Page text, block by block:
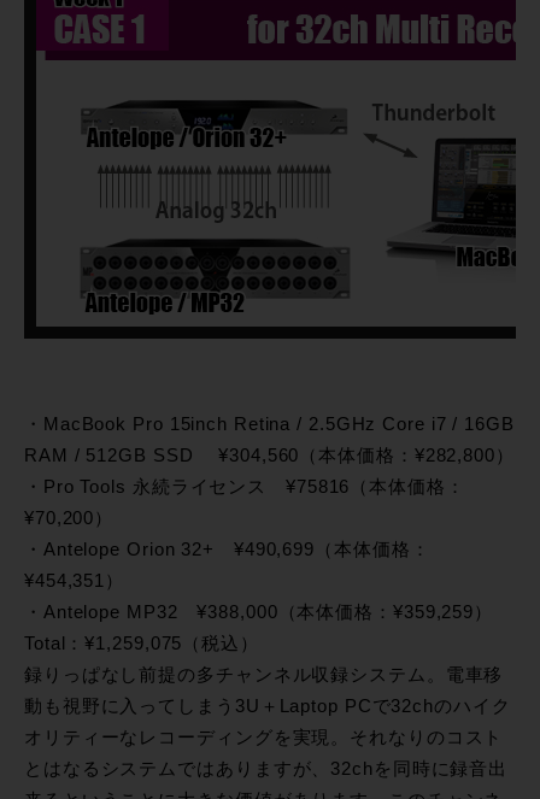
・MacBook Pro 15inch Retina / 2.5GHz Core i7 / 16GB
RAM / 512GB SSD ¥304,560（本体価格：¥282,800）
・Pro Tools 永続ライセンス ¥75816（本体価格：
¥70,200）
・Antelope Orion 32+ ¥490,699（本体価格：
¥454,351）
・Antelope MP32 ¥388,000（本体価格：¥359,259）
Total：¥1,259,075（税込）
録りっぱなし前提の多チャンネル収録システム。電車移
動も視野に入ってしまう3U＋Laptop PCで32chのハイク
オリティーなレコーディングを実現。それなりのコスト
とはなるシステムではありますが、32chを同時に録音出